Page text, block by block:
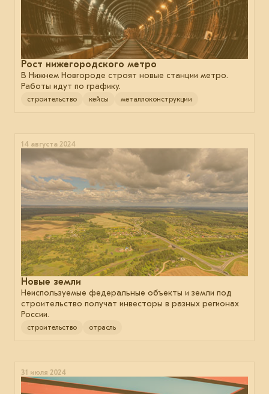
Рост нижегородского метро
В Нижнем Новгороде строят новые станции метро.
Работы идут по графику.
строительство кейсы металлоконструкции
14 августа 2024
Новые земли
Неиспользуемые федеральные объекты и земли под
строительство получат инвесторы в разных регионах
России.
строительство отрасль
31 июля 2024